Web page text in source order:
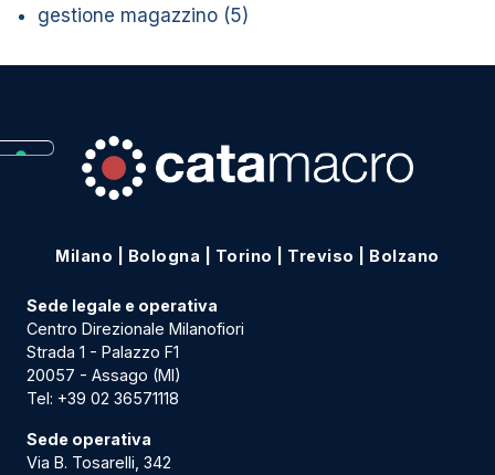
gestione magazzino (5)
Milano Bologna Torino Treviso Bolzano
Sede legale e operativa
Centro Direzionale Milanofiori
Strada 1 - Palazzo F1
20057 - Assago (MI)
Tel: +39 02 36571118
Sede operativa
Via B. Tosarelli, 342